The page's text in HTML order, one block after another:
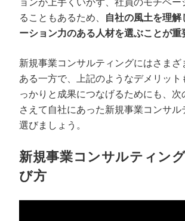
ることもあるため、
自社の風土を理
ーション力のある人材を選ぶことが重
新規事業コンサルティングにはさまざ
ある一方で、上記のようなデメリット
っかりと成果につなげるためにも、次
さえて自社にあった新規事業コンサル
選びましょう。
新規事業コンサルティン
び方